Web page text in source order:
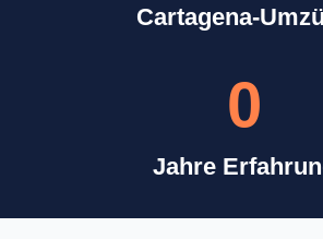
Cartagena-
Jahre
0